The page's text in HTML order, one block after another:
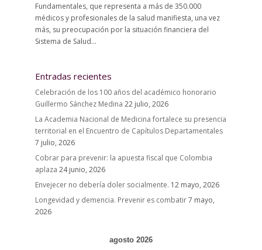
Fundamentales, que representa a más de 350.000
médicos y profesionales de la salud manifiesta, una vez
más, su preocupación por la situación financiera del
Sistema de Salud...
Entradas recientes
Celebración de los 100 años del académico honorario
Guillermo Sánchez Medina 22 julio, 2026
La Academia Nacional de Medicina fortalece su presencia
territorial en el Encuentro de Capítulos Departamentales
7 julio, 2026
Cobrar para prevenir: la apuesta fiscal que Colombia
aplaza 24 junio, 2026
Envejecer no debería doler socialmente. 12 mayo, 2026
Longevidad y demencia. Prevenir es combatir7 mayo,
2026
agosto 2026